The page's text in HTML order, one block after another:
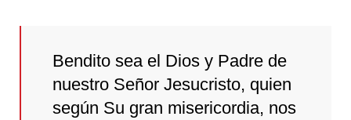
Bendito sea el Dios y Padre de
nuestro Señor Jesucristo, quien
según Su gran misericordia, nos